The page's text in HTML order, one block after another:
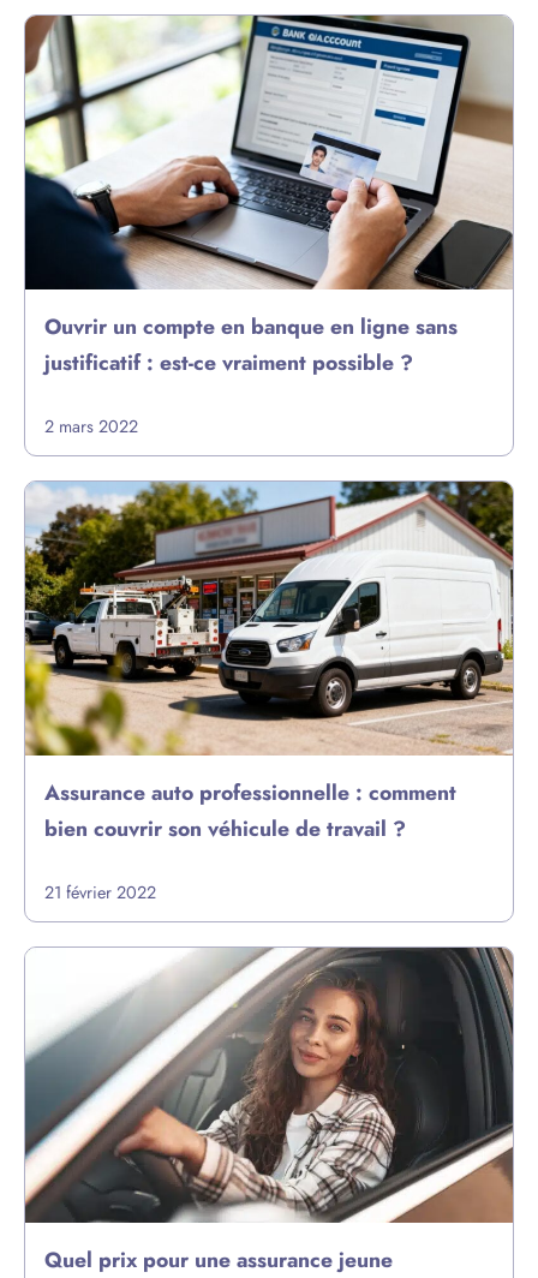
Ouvrir un compte en banque en ligne sans
justificatif : est-ce vraiment possible ?
2 mars 2022
Assurance auto professionnelle : comment
bien couvrir son véhicule de travail ?
21 février 2022
Quel prix pour une assurance jeune